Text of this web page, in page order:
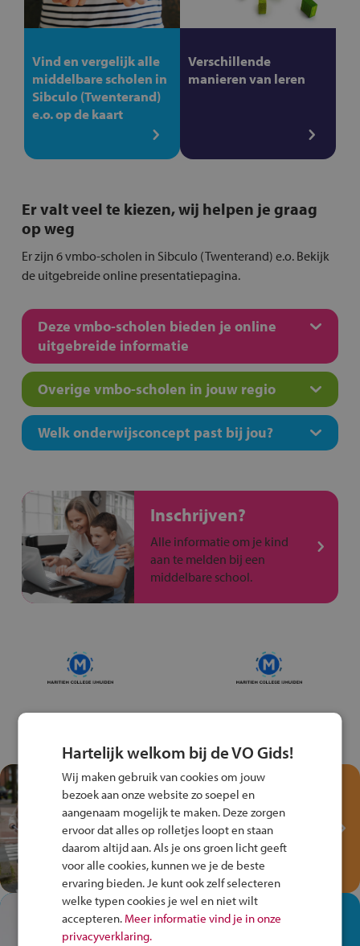
Vind en vergelijk alle
middelbare scholen in
Sibculo (Twenterand)
e.o. op de kaart
Verschillende
manieren van leren
Er valt veel te kiezen, wij helpen je graag
op weg
Er zijn 6 vmbo-scholen in Sibculo (Twenterand) e.o. Bekijk
de uitgebreide online presentatiepagina.
Deze vmbo-scholen bieden je online
uitgebreide informatie
Overige vmbo-scholen in jouw regio
Welk onderwijsconcept past bij jou?
Inschrijven?
Alle informatie om je kind
aan te melden bij een
middelbare school.
Test je kennis met het
Fiets Veilig
Verkeersspel!
Speel het Fiets Veilig Verkeersspel
en win een Cortina-fiets!
In de winkel ben je op je
plek!
Hartelijk welkom bij de VO Gids!
Wij maken gebruik van cookies om jouw
bezoek aan onze website zo soepel en
aangenaam mogelijk te maken. Deze zorgen
ervoor dat alles op rolletjes loopt en staan
daarom altijd aan. Als je ons groen licht geeft
voor alle cookies, kunnen we je de beste
ervaring bieden. Je kunt ook zelf selecteren
welke typen cookies je wel en niet wilt
accepteren. Meer informatie vind je in onze
privacyverklaring.